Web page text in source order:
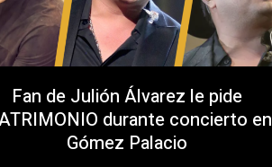
Fan de Julión Álvarez le pide
durante concierto en
Gómez Palacio